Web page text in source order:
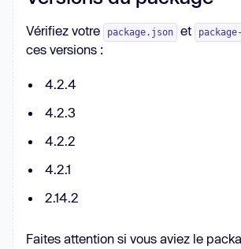
Vérifiez votre package.json et
ces versions :
4.2.4
4.2.3
4.2.2
4.2.1
2.14.2
Faites attention si vous aviez le